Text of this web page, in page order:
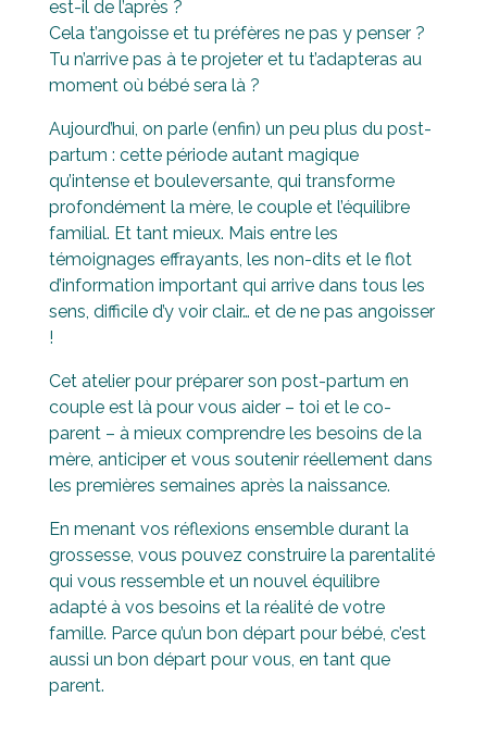
est-il de l’après ?
Cela t’angoisse et tu préfères ne pas y penser ?
Tu n’arrive pas à te projeter et tu t’adapteras au
moment où bébé sera là ?
Aujourd’hui, on parle (enfin) un peu plus du post-
partum : cette période autant magique
qu’intense et bouleversante, qui transforme
profondément la mère, le couple et l’équilibre
familial. Et tant mieux. Mais entre les
témoignages effrayants, les non-dits et le flot
d’information important qui arrive dans tous les
sens, difficile d’y voir clair… et de ne pas angoisser
!
Cet atelier pour préparer son post-partum en
couple est là pour vous aider – toi et le co-
parent – à mieux comprendre les besoins de la
mère, anticiper et vous soutenir réellement dans
les premières semaines après la naissance.
En menant vos réflexions ensemble durant la
grossesse, vous pouvez construire la parentalité
qui vous ressemble et un nouvel équilibre
adapté à vos besoins et la réalité de votre
famille. Parce qu’un bon départ pour bébé, c’est
aussi un bon départ pour vous, en tant que
parent.